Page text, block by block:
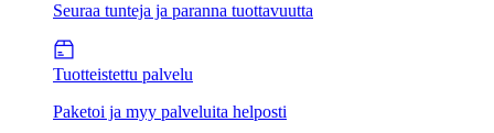
Seuraa tunteja ja paranna tuottavuutta
Tuotteistettu palvelu
Paketoi ja myy palveluita helposti